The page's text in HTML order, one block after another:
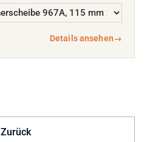
Details ansehen→
Zurück